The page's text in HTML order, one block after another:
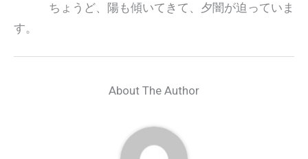
ちょうど、陽も傾いてきて、夕闇が迫っていま
す。
About The Author